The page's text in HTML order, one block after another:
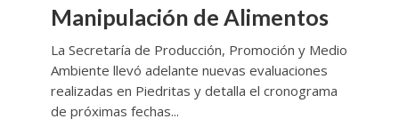
Manipulación de Alimentos
La Secretaría de Producción, Promoción y Medio
Ambiente llevó adelante nuevas evaluaciones
realizadas en Piedritas y detalla el cronograma
de próximas fechas...